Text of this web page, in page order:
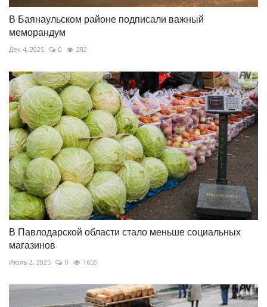
В Баянаульском районе подписали важный
меморандум
Дек 4, 2025 0 382
В Павлодарской области стало меньше социальных
магазинов
Июль 2, 2025 0 1655